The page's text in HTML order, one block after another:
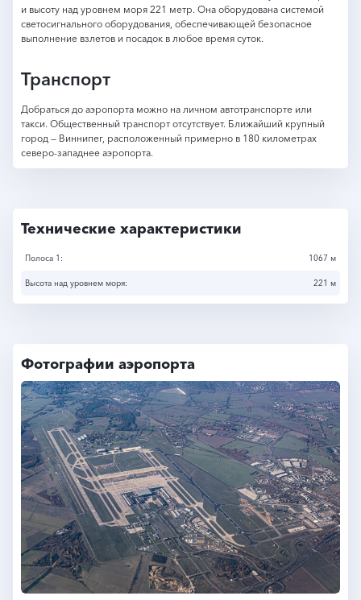
и высоту над уровнем моря 221 метр. Она оборудована системой
светосигнального оборудования, обеспечивающей безопасное
выполнение взлетов и посадок в любое время суток.
Транспорт
Добраться до аэропорта можно на личном автотранспорте или
такси. Общественный транспорт отсутствует. Ближайший крупный
город — Виннипег, расположенный примерно в 180 километрах
северо-западнее аэропорта.
Технические характеристики
Полоса 1: 1067 м
Высота над уровнем моря: 221 м
Фотографии аэропорта